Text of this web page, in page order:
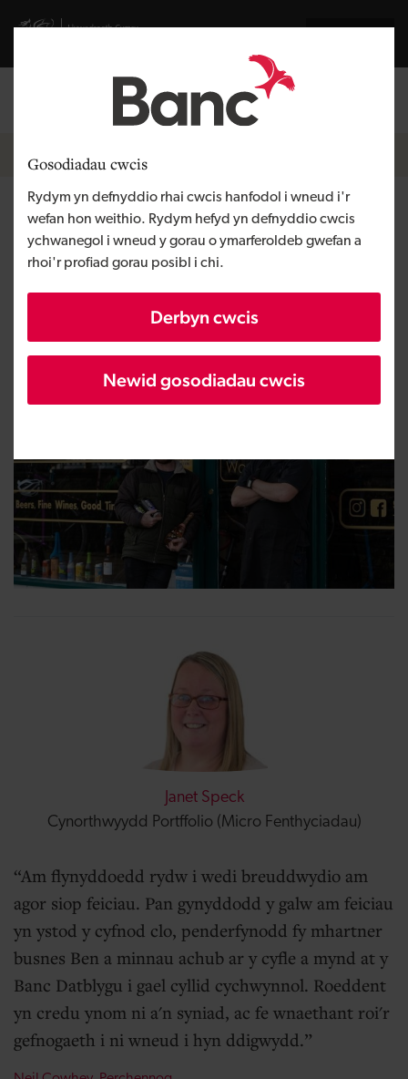
Gosodiadau cwcis
Rydym yn defnyddio rhai cwcis hanfodol i wneud i'r
wefan hon weithio. Rydym hefyd yn defnyddio cwcis
ychwanegol i wneud y gorau o ymarferoldeb gwefan a
rhoi'r profiad gorau posibl i chi.
Derbyn cwcis
Newid gosodiadau cwcis
Visit gov.wales website
Mewngofnodi
Breadcrumb
Hafan
The Dropbar Workshop
Rhanbarth De Cymru
Dechrau busnes
Maint BBaCh
O dan £100,000
Janet Speck
Cynorthwyydd Portffolio (Micro Fenthyciadau)
Am flynyddoedd rydw i wedi breuddwydio am
agor siop feiciau. Pan gynyddodd y galw am feiciau
yn ystod y cyfnod clo, penderfynodd fy mhartner
busnes Ben a minnau achub ar y cyfle a mynd at y
Banc Datblygu i gael cyllid cychwynnol. Roeddent
yn credu ynom ni a'n syniad, ac fe wnaethant roi'r
gefnogaeth i ni wneud i hyn ddigwydd.